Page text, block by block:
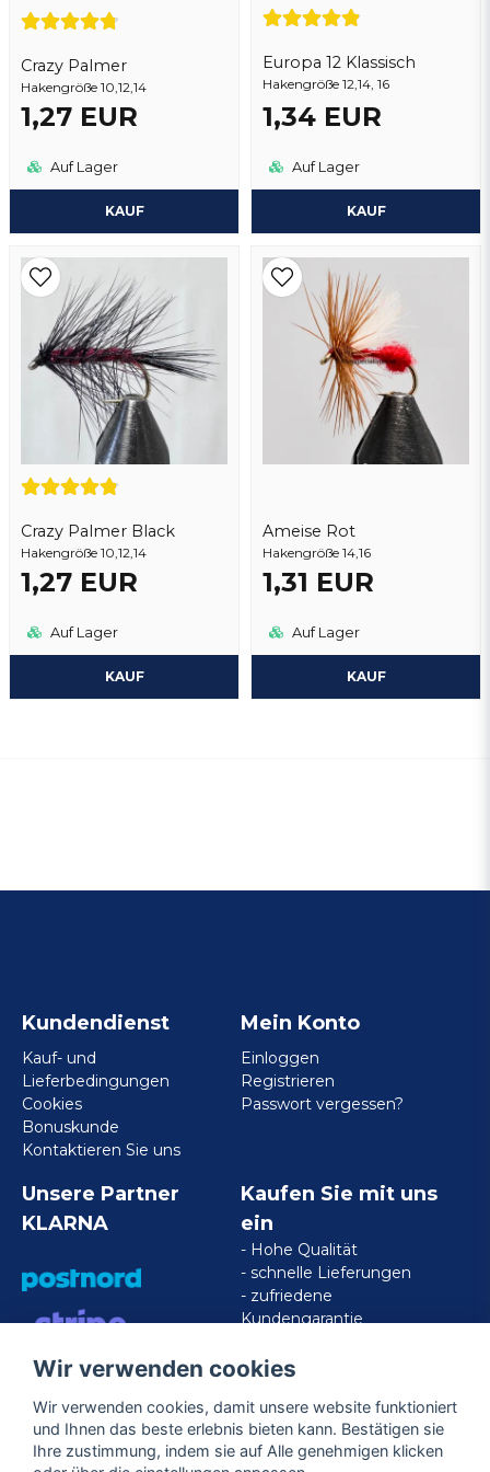
Crazy Palmer
Hakengröße 10,12,14
1,27 EUR
Auf Lager
KAUF
Europa 12 Klassisch
Hakengröße 12,14, 16
1,34 EUR
Auf Lager
KAUF
Crazy Palmer Black
Hakengröße 10,12,14
1,27 EUR
Auf Lager
KAUF
Ameise Rot
Hakengröße 14,16
1,31 EUR
Auf Lager
KAUF
Frage senden
Kundendienst
Kauf- und
Lieferbedingungen
Cookies
Bonuskunde
Kontaktieren Sie uns
Mein Konto
Einloggen
Registrieren
Passwort vergessen?
Unsere Partner
KLARNA
VISA/MASTERCARD/AMERICAN
EXPRESS
Kaufen Sie mit uns
ein
- Hohe Qualität
- schnelle Lieferungen
- zufriedene
Kundengarantie
Folgen Sie uns
Wir verwenden cookies
Wir verwenden cookies, damit unsere website funktioniert
und Ihnen das beste erlebnis bieten kann. Bestätigen sie
Ihre zustimmung, indem sie auf Alle genehmigen klicken